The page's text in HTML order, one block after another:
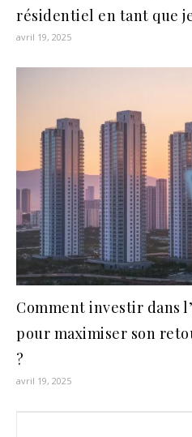
résidentiel en tant que
avril 19, 2025
Comment investir dans
pour maximiser son
?
avril 19, 2025